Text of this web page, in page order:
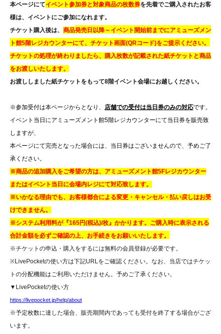
本ページにてイベント参加券と対象商品の枚数券を先着でご購入されたお客
様は、 イベントにご参加になれます。
チケット購入後は、 商品発売日以降～イベント開始前までにアミューズメン
ト館5階レジカウンターにて、 チケット画面(QRコード)をご提示ください。
チケットの処理が終わりましたら、購入枚数が記載された紙チケットと商品
をお渡しいたします。
お渡ししました紙チケットをもって8階イベント会場にお越しください。
※参加受付は本ページからとなり、 店舗での受付は当日券のみの対応です。
イベント当日にアミューズメント館5階レジカウンターにて当日券を販売致
しますが、
本ページにて完売となった場合には、当日券はございませんので、予めご了
承ください。
※商品の追加購入をご希望の方は、アミューズメント館5Fレジカウンター
またはイベント当日に会場内レジにて対応致します。
※いかなる理由でも、お客様都合による変更・キャンセル・払い戻しはお受
けできません。
※システム利用料が『165円(税込)/枚』かかります。 ご購入時に表示される
合計金額を必ずご確認の上、お手続きをお願いいたします。
※チケットの申込・購入をするには無料の会員登録が必要です。
※LivePocketの使い方は下記URLをご確認ください。なお、当店ではチケッ
トの分配機能はご利用いただけません。予めご了承ください。
▼LivePocketの使い方
https://livepocket.jp/help/about
※予定枚数に達した場合、販売期間内であっても受付を終了する場合がござ
います。